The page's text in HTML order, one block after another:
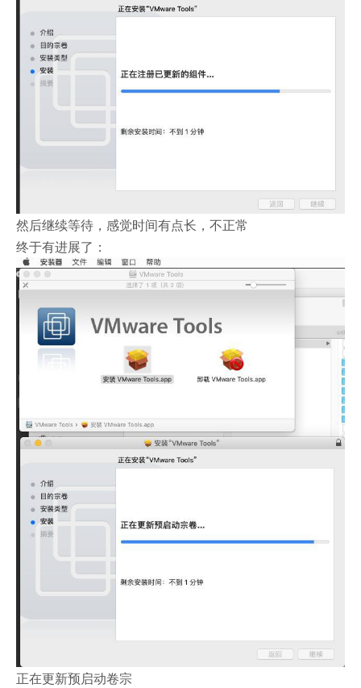
然后继续等待，感觉时间有点长，不正常
终于有进展了：
正在更新预启动卷宗